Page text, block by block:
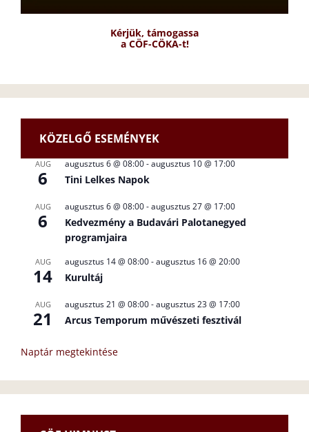
Kérjük, támogassa
a CÖF-CÖKA-t!
KÖZELGŐ ESEMÉNYEK
AUG
6
augusztus 6 @ 08:00-augusztus 10 @ 17:00
Tini Lelkes Napok
AUG
6
augusztus 6 @ 08:00-augusztus 27 @ 17:00
Kedvezmény a Budavári Palotanegyed
programjaira
AUG
14
augusztus 14 @ 08:00-augusztus 16 @ 20:00
Kurultáj
AUG
21
augusztus 21 @ 08:00-augusztus 23 @ 17:00
Arcus Temporum művészeti fesztivál
Naptár megtekintése